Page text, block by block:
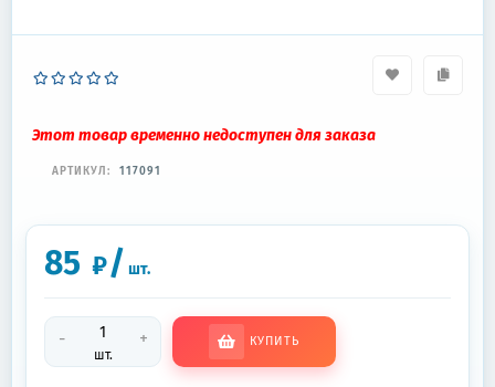
Этот товар временно недоступен для заказа
АРТИКУЛ: 117091
85 ₽/ шт.
-
шт.
+ КУПИТЬ